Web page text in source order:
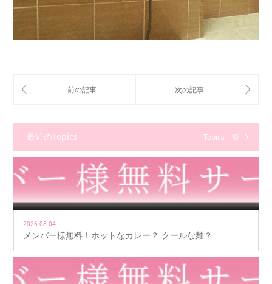
最近のTopics Topics一覧
2026.08.04
メンバー様無料！ホットなカレー？ クールな麺？